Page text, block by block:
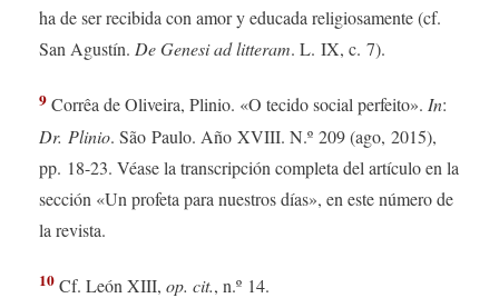
ha de ser recibida con amor y educada religiosamente (cf.
San Agustín. De Genesi ad litteram. L. IX, c. 7).
9Corrêa de Oliveira, Plinio. «O tecido social perfeito». In:
Dr. Plinio. São Paulo. Año XVIII. N.º 209 (ago, 2015),
pp. 18-23. Véase la transcripción completa del artículo en la
sección «Un profeta para nuestros días», en este número de
la revista.
10Cf. León XIII, op. cit., n.º 14.